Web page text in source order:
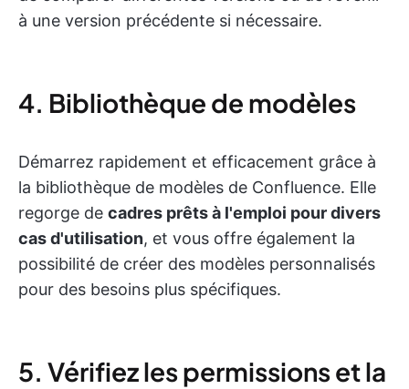
à une version précédente si nécessaire.
4. Bibliothèque de modèles
Démarrez rapidement et efficacement grâce à
la bibliothèque de modèles de Confluence. Elle
regorge de cadres prêts à l'emploi pour divers
cas d'utilisation, et vous offre également la
possibilité de créer des modèles personnalisés
pour des besoins plus spécifiques.
5. Vérifiez les permissions et la